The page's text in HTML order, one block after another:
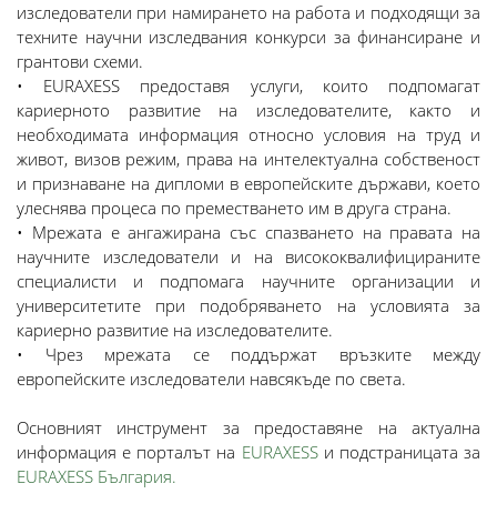
изследователи при намирането на работа и подходящи за
техните научни изследвания конкурси за финансиране и
грантови схеми.
• EURAXESS предоставя услуги, които подпомагат
кариерното развитие на изследователите, както и
необходимата информация относно условия на труд и
живот, визов режим, права на интелектуална собственост
и признаване на дипломи в европейските държави, което
улеснява процеса по преместването им в друга страна.
• Мрежата е ангажирана със спазването на правата на
научните изследователи и на висококвалифицираните
специалисти и подпомага научните организации и
университетите при подобряването на условията за
кариерно развитие на изследователите.
• Чрез мрежата се поддържат връзките между
европейските изследователи навсякъде по света.
Основният инструмент за предоставяне на актуална
информация е порталът на EURAXESSи подстраницата за
EURAXESS България.